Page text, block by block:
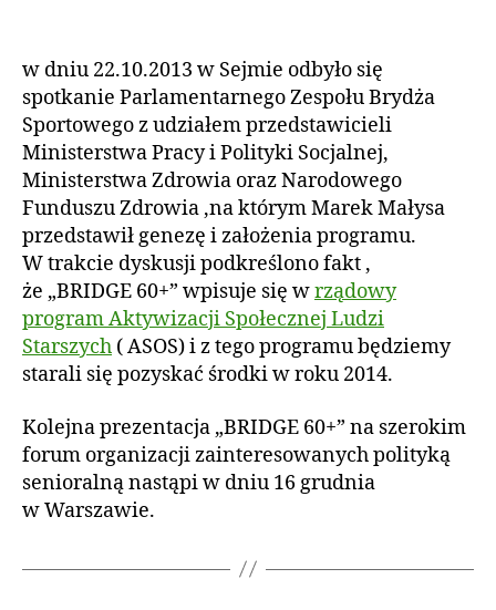
C
I
@
E
N
d
m
in
a
2
0
1
3
w dniu 22.10.2013 w Sejmie odbyło się
spotkanie Parlamentarnego Zespołu Brydża
Sportowego z udziałem przedstawicieli
Ministerstwa Pracy i Polityki Socjalnej,
Ministerstwa Zdrowia oraz Narodowego
Funduszu Zdrowia ,na którym Marek Małysa
przedstawił genezę i założenia programu.
W trakcie dyskusji podkreślono fakt ,
że „BRIDGE 60+” wpisuje się wrządowy
program Aktywizacji Społecznej Ludzi
Starszych ( ASOS) i z tego programu będziemy
starali się pozyskać środki w roku 2014.
Kolejna prezentacja „BRIDGE 60+” na szerokim
forum organizacji zainteresowanych polityką
senioralną nastąpi w dniu 16 grudnia
w Warszawie.